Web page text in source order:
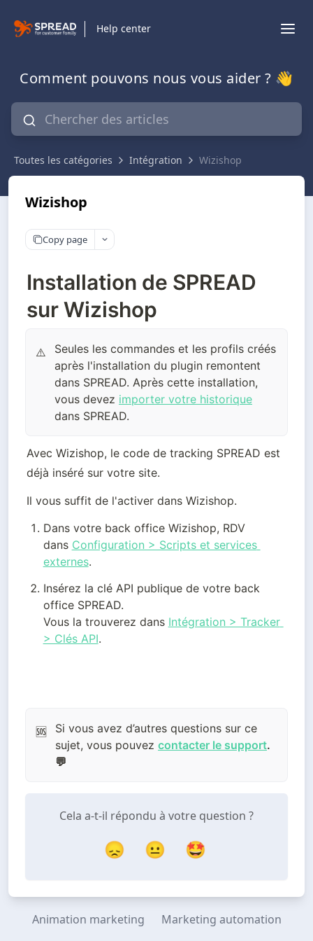
Help center
Comment pouvons nous vous aider ? 👋
Toutes les catégories Intégration Wizishop
Wizishop
Copy page
Installation de SPREAD
sur Wizishop
⚠️
Seules les commandes et les profils créés
après l'installation du plugin remontent
dans SPREAD. Après cette installation,
vous devez importer votre historique
dans SPREAD.
Avec Wizishop, le code de tracking SPREAD est
déjà inséré sur votre site.
Il vous suffit de l'activer dans Wizishop.
Dans votre back office Wizishop, RDV
dans Configuration > Scripts et services
externes.
Insérez la clé API publique de votre back
office SPREAD.
Vous la trouverez dans Intégration > Tracker
> Clés API.
🆘
Si vous avez d’autres questions sur ce
sujet, vous pouvez contacter le support.
💬
Cela a-t-il répondu à votre question ?
😞 😐 🤩
Animation marketing
Marketing automation